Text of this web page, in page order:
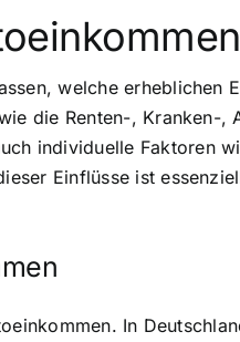
welche erheblichen
die Renten-, Kranken-
individuelle Faktoren
Einflüsse ist
In